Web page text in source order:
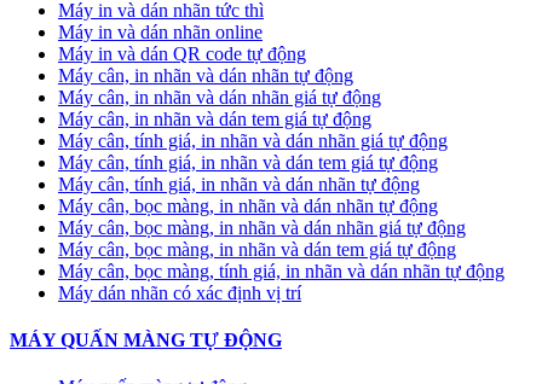
Máy in và dán nhãn tức thì
Máy in và dán nhãn online
Máy in và dán QR code tự động
Máy cân, in nhãn và dán nhãn tự động
Máy cân, in nhãn và dán nhãn giá tự động
Máy cân, in nhãn và dán tem giá tự động
Máy cân, tính giá, in nhãn và dán nhãn giá tự động
Máy cân, tính giá, in nhãn và dán tem giá tự động
Máy cân, tính giá, in nhãn và dán nhãn tự động
Máy cân, bọc màng, in nhãn và dán nhãn tự động
Máy cân, bọc màng, in nhãn và dán nhãn giá tự động
Máy cân, bọc màng, in nhãn và dán tem giá tự động
Máy cân, bọc màng, tính giá, in nhãn và dán nhãn tự động
Máy dán nhãn có xác định vị trí
MÁY QUẤN MÀNG TỰ ĐỘNG